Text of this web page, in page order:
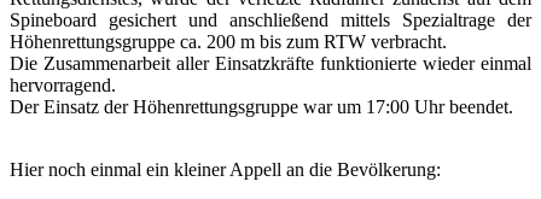
Spineboard gesichert und anschließend mittels Spezialtrage der
Höhenrettungsgruppe ca. 200 m bis zum RTW verbracht.
Die Zusammenarbeit aller Einsatzkräfte funktionierte wieder einmal
hervorragend.
Der Einsatz der Höhenrettungsgruppe war um 17:00 Uhr beendet.
Hier noch einmal ein kleiner Appell an die Bevölkerung: